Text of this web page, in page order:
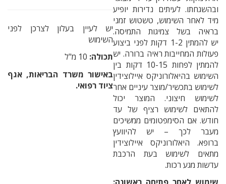
ובהשגחתו. לעיתים נדירות יופיע
מיד לאחר השימוש, טשטוש זמני
בראיה בשל צמיגות התמיסה.
יש להמתין 1-2 דקות לפני ביצוע
פעולות המחייבות ראיה ברורה. יש
להמתין לפחות 10-15 דקות בין
השימוש בהיאלורוניקס איילוצידין
לשימוש בתכשיר/מוצר עיניים אחר
לשימוש חיצוני. המוצר יכול
להתאים לשימוש רציף של עד
חודש. אם הסימפטומים ממשיכים
מעבר לכך – יש להיוועץ
ברופא. היאלורוניקס איילוצידין
מתאים לשימוש בעת הרכבת
עדשות מגע רכות.
יש לעיין בעלון לצרכן לפני
השימוש
תכולה: 10 מ"ל
באישור משרד הבריאות, אגף
ציוד רפואי.